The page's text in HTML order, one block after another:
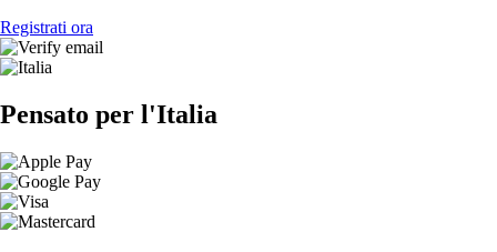
Registrati ora
Pensato per l'Italia